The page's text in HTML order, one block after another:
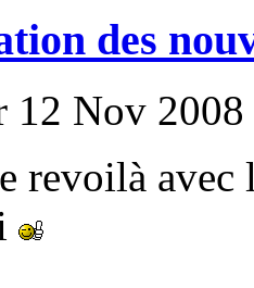
des
12 Nov
revoilà